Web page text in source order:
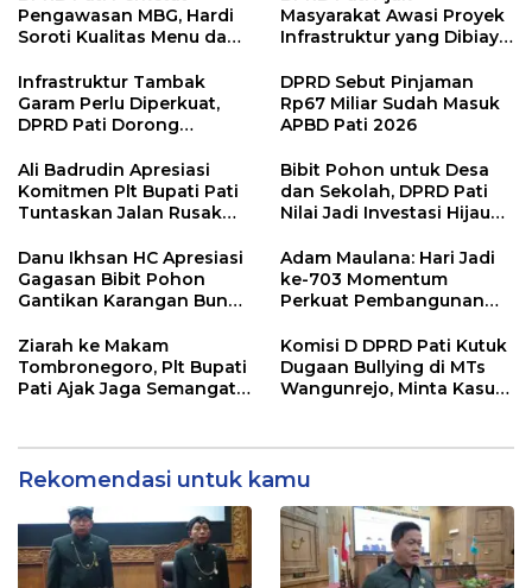
Pengawasan MBG, Hardi
Soroti Kualitas Menu dan
Masyarakat Awasi Proyek
Infrastruktur yang Dibiayai
Infrastruktur Tambak
Garam Perlu Diperkuat,
DPRD Pati Dorong
Dukungan Lebih Serius
DPRD Sebut Pinjaman
Rp67 Miliar Sudah Masuk
APBD Pati 2026
Ali Badrudin Apresiasi
Komitmen Plt Bupati Pati
Tuntaskan Jalan Rusak
Bibit Pohon untuk Desa
dan Sekolah, DPRD Pati
Nilai Jadi Investasi Hijau
Danu Ikhsan HC Apresiasi
Gagasan Bibit Pohon
Gantikan Karangan Bunga
Adam Maulana: Hari Jadi
ke-703 Momentum
Perkuat Pembangunan
Masyarakat Pati
Ziarah ke Makam
Tombronegoro, Plt Bupati
Pati Ajak Jaga Semangat
Berkualitas
Komisi D DPRD Pati Kutuk
Dugaan Bullying di MTs
Wangunrejo, Minta Kasus
Rekomendasi untuk kamu